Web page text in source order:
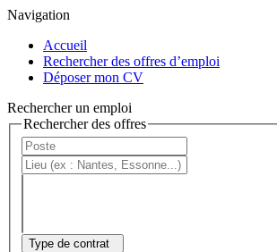
Navigation
Accueil
Rechercher des offres d’emploi
Déposer mon CV
Rechercher un emploi
Rechercher des offres
Type de contrat